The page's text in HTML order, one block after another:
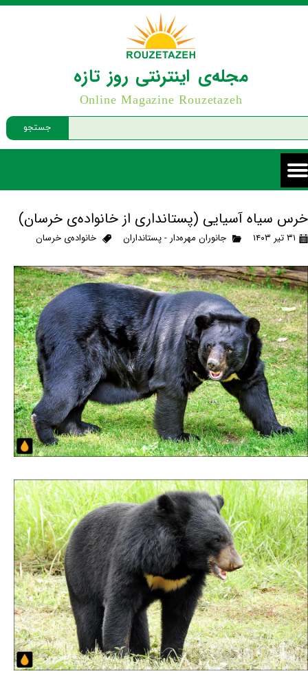
جستجو
مجله‌ی اینترنتی روز تازه
Online Magazine Rouzetazeh
خرس سیاه آسیایی (پستانداری از خانواده‌ی خرسان)
۳۱ تیر ۱۴۰۳ جانوران مهره‌دار - پستانداران خانواده‌ی خرسان